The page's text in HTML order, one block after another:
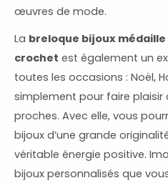
œuvres de mode.
La breloque bijoux
crochet est également un
toutes les occasions : Noël,
simplement pour faire plaisir
proches. Avec elle, vous
bijoux d’une grande
véritable énergie positive.
bijoux personnalisés que